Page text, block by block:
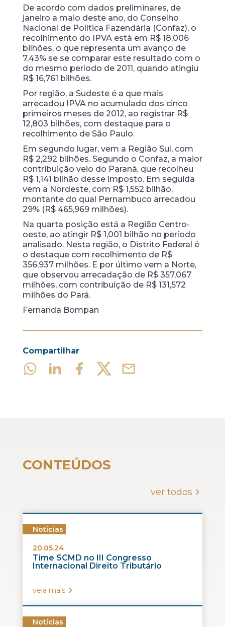
De acordo com dados preliminares, de
janeiro a maio deste ano, do Conselho
Nacional de Política Fazendária (Confaz), o
recolhimento do IPVA está em R$ 18,006
bilhões, o que representa um avanço de
7,43% se se comparar este resultado com o
do mesmo período de 2011, quando atingiu
R$ 16,761 bilhões.
Por região, a Sudeste é a que mais
arrecadou IPVA no acumulado dos cinco
primeiros meses de 2012, ao registrar R$
12,803 bilhões, com destaque para o
recolhimento de São Paulo.
Em segundo lugar, vem a Região Sul, com
R$ 2,292 bilhões. Segundo o Confaz, a maior
contribuição veio do Paraná, que recolheu
R$ 1,141 bilhão desse imposto. Em seguida
vem a Nordeste, com R$ 1,552 bilhão,
montante do qual Pernambuco arrecadou
29% (R$ 465,969 milhões).
Na quarta posição está a Região Centro-
oeste, ao atingir R$ 1,001 bilhão no período
analisado. Nesta região, o Distrito Federal é
o destaque com recolhimento de R$
356,937 milhões. E por último vem a Norte,
que observou arrecadação de R$ 357,067
milhões, com contribuição de R$ 131,572
milhões do Pará.
Fernanda Bompan
Compartilhar
CONTEÚDOS
ver todos
Notícias
20.05.24
Time SCMD no III Congresso
Internacional Direito Tributário
veja mais
Notícias